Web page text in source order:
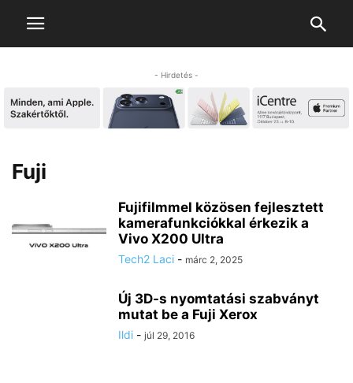
- Hirdetés -
Fuji
Fujifilmmel közösen fejlesztett
kamerafunkciókkal érkezik a
Vivo X200 Ultra
Tech2 Laci - márc 2, 2025
Új 3D-s nyomtatási szabványt
mutat be a Fuji Xerox
Ildi - júl 29, 2016